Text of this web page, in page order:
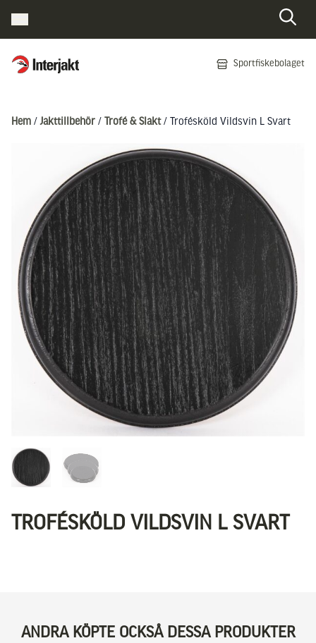
Interjakt SE Sportfiskebolaget
Hem /Jakttillbehör / Trofé & Slakt/ Trofésköld Vildsvin L Svart
TROFÉSKÖLD VILDSVIN L SVART
ANDRA KÖPTE OCKSÅ DESSA PRODUKTER